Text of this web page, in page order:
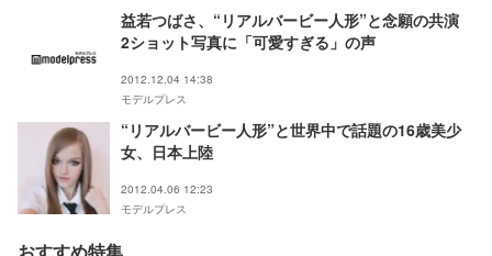
益若つばさ、“リアルバービー人形”と念願の共演
2ショット写真に「可愛すぎる」の声
2012.12.04 14:38
モデルプレス
“リアルバービー人形”と世界中で話題の16歳美少
女、日本上陸
2012.04.06 12:23
モデルプレス